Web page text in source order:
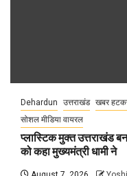
Dehardun उत्तराखंड खबर
सोशल मीडिया वायरल
प्लास्टिक मुक्त उत्तराखंड
को कहा मुख्यमंत्री धामी ने